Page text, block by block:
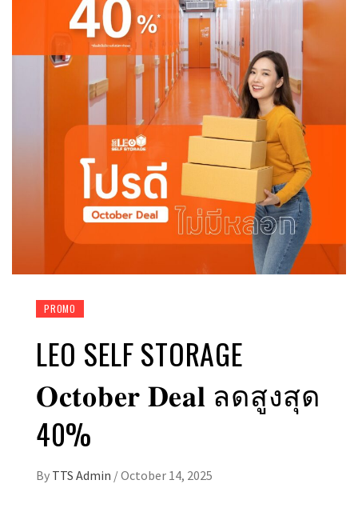
PROMO
LEO SELF STORAGE
𝐎𝐜𝐭𝐨𝐛𝐞𝐫 𝐃𝐞𝐚𝐥 ลดสูงสุด
40%
By TTS Admin /October 14, 2025